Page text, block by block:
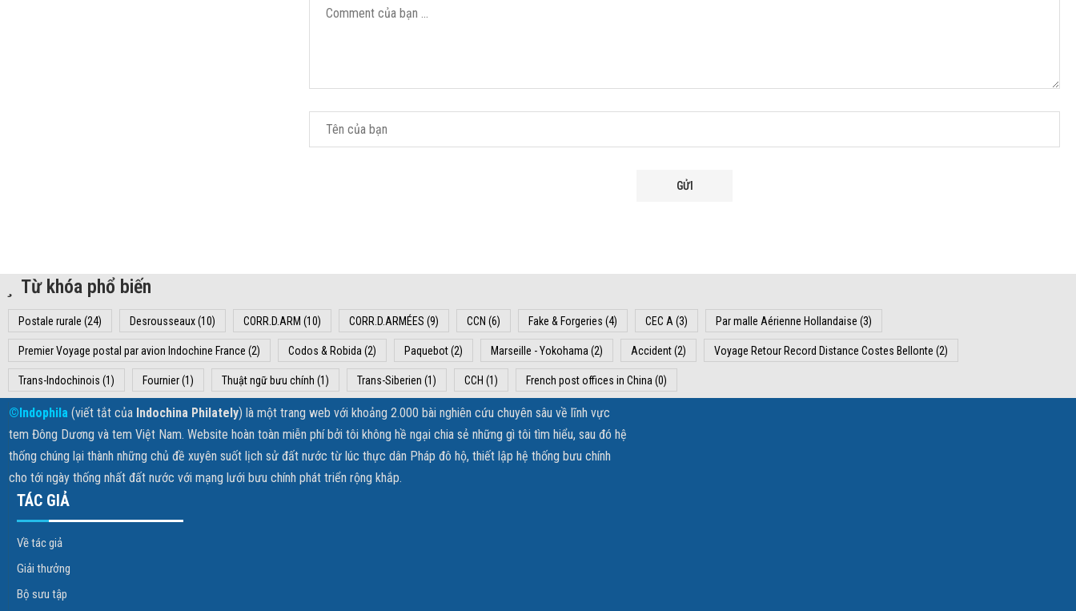
Từ khóa phổ biến
Postale rurale (24) Desrousseaux(10) CORR.D.ARM (10) CORR.D.ARMÉES (9) CCN (6) Fake & Forgeries (4) CEC A (3) Par malle Aérienne Hollandaise (3)
Premier Voyage postal par avion Indochine France (2) Codos & Robida (2) Paquebot(2) Marseille - Yokohama (2) Accident(2) Voyage Retour Record Distance Costes Bellonte (2)
Trans-Indochinois (1) Fournier(1) Thuật ngữ bưu chính (1) Trans-Siberien (1) CCH (1) French post offices in China (0)
©Indophila (viết tắt của Indochina Philately) là một trang web với khoảng 2.000 bài nghiên cứu chuyên sâu về lĩnh vực
tem Đông Dương và tem Việt Nam. Website hoàn toàn miễn phí bởi tôi không hề ngại chia sẻ những gì tôi tìm hiểu, sau đó hệ
thống chúng lại thành những chủ đề xuyên suốt lịch sử đất nước từ lúc thực dân Pháp đô hộ, thiết lập hệ thống bưu chính
cho tới ngày thống nhất đất nước với mạng lưới bưu chính phát triển rộng khắp.
TÁC GIẢ
Về tác giả
Giải thưởng
Bộ sưu tập